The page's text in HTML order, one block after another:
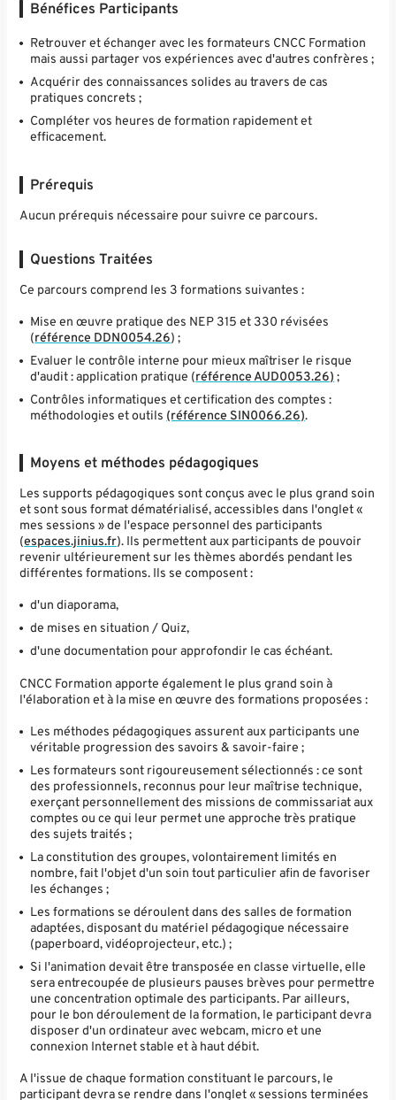
Bénéfices Participants
Retrouver et échanger avec les formateurs CNCC Formation
mais aussi partager vos expériences avec d'autres confrères ;
Acquérir des connaissances solides au travers de cas
pratiques concrets ;
Compléter vos heures de formation rapidement et
efficacement.
Prérequis
Aucun prérequis nécessaire pour suivre ce parcours.
Questions Traitées
Ce parcours comprend les 3 formations suivantes :
Mise en œuvre pratique des NEP 315 et 330 révisées
(référence DDN0054.26) ;
Evaluer le contrôle interne pour mieux maîtriser le risque
d'audit : application pratique (référence AUD0053.26) ;
Contrôles informatiques et certification des comptes :
méthodologies et outils (référence SIN0066.26).
Moyens et méthodes pédagogiques
Les supports pédagogiques sont conçus avec le plus grand soin
et sont sous format dématérialisé, accessibles dans l'onglet «
mes sessions » de l'espace personnel des participants
(espaces.jinius.fr). Ils permettent aux participants de pouvoir
revenir ultérieurement sur les thèmes abordés pendant les
différentes formations. Ils se composent :
d'un diaporama,
de mises en situation / Quiz,
d'une documentation pour approfondir le cas échéant.
CNCC Formation apporte également le plus grand soin à
l'élaboration et à la mise en œuvre des formations proposées :
Les méthodes pédagogiques assurent aux participants une
véritable progression des savoirs & savoir-faire ;
Les formateurs sont rigoureusement sélectionnés : ce sont
des professionnels, reconnus pour leur maîtrise technique,
exerçant personnellement des missions de commissariat aux
comptes ou ce qui leur permet une approche très pratique
des sujets traités ;
La constitution des groupes, volontairement limités en
nombre, fait l'objet d'un soin tout particulier afin de favoriser
les échanges ;
Les formations se déroulent dans des salles de formation
adaptées, disposant du matériel pédagogique nécessaire
(paperboard, vidéoprojecteur, etc.) ;
Si l'animation devait être transposée en classe virtuelle, elle
sera entrecoupée de plusieurs pauses brèves pour permettre
une concentration optimale des participants. Par ailleurs,
pour le bon déroulement de la formation, le participant devra
disposer d'un ordinateur avec webcam, micro et une
connexion Internet stable et à haut débit.
A l'issue de chaque formation constituant le parcours, le
participant devra se rendre dans l'onglet « sessions terminées